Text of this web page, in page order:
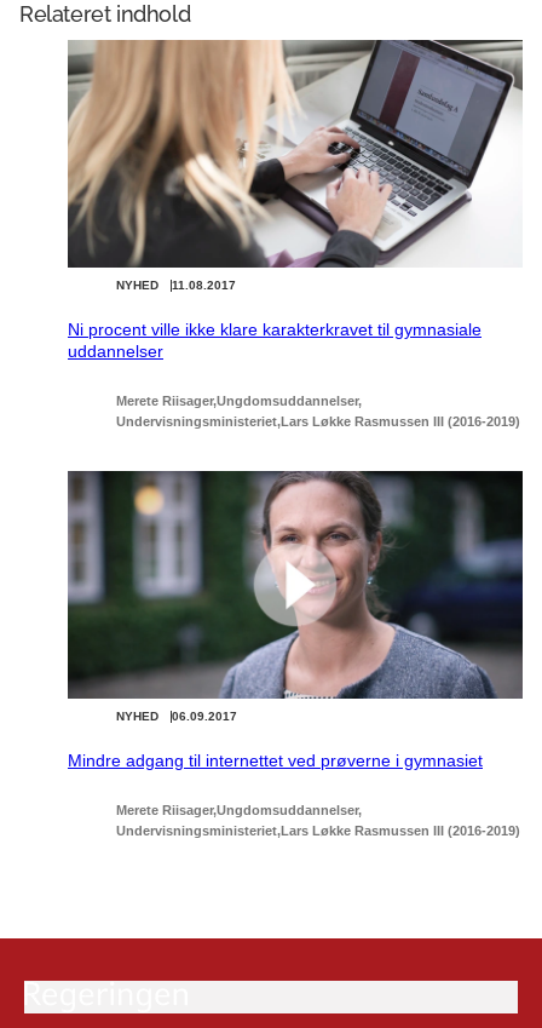
Relateret indhold
11.08.2017
NYHED
Ni procent ville ikke klare karakterkravet til gymnasiale
uddannelser
Merete Riisager Ungdomsuddannelser
Undervisningsministeriet Lars Løkke Rasmussen III (2016-2019)
06.09.2017
NYHED
Mindre adgang til internettet ved prøverne i gymnasiet
Merete Riisager Ungdomsuddannelser
Undervisningsministeriet Lars Løkke Rasmussen III (2016-2019)